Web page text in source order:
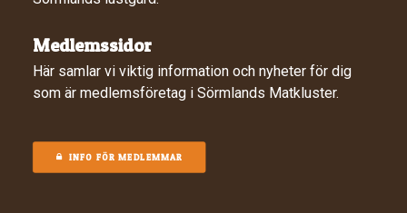
Medlemssidor
Här samlar vi viktig information och nyheter för dig
som är medlemsföretag i Sörmlands Matkluster.
INFO FÖR MEDLEMMAR